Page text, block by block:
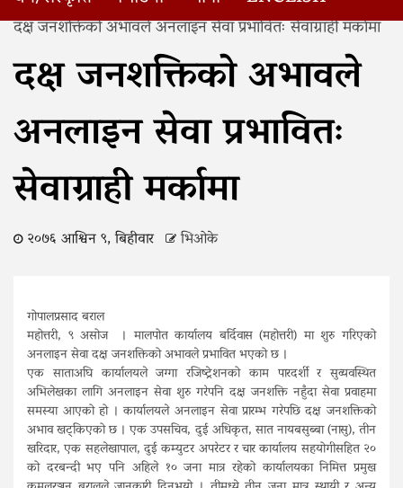
दक्ष जनशक्तिको अभावले अनलाइन सेवा प्रभावितः सेवाग्राही मर्कामा
दक्ष जनशक्तिको अभावले
अनलाइन सेवा प्रभावितः
सेवाग्राही मर्कामा
२०७६ आश्विन ९, बिहीवार भिओके
गोपालप्रसाद बराल
महोत्तरी, ९ असोज । मालपोत कार्यालय बर्दिवास (महोत्तरी) मा शुरु गरिएको
अनलाइन सेवा दक्ष जनशक्तिको अभावले प्रभावित भएको छ ।
एक साताअघि कार्यालयले जग्गा रजिष्ट्रेशनको काम पारदर्शी र सुव्यवस्थित
अभिलेखका लागि अनलाइन सेवा शुरु गरेपनि दक्ष जनशक्ति नहुँदा सेवा प्रवाहमा
समस्या आएको हो । कार्यालयले अनलाइन सेवा प्रारम्भ गरेपछि दक्ष जनशक्तिको
अभाव खट्किएको छ । एक उपसचिव, दुई अधिकृत, सात नायबसुब्बा (नासु), तीन
खरिदार, एक सहलेखापाल, दुई कम्युटर अपरेटर र चार कार्यालय सहयोगीसहित २०
को दरबन्दी भए पनि अहिले १० जना मात्र रहेको कार्यालयका निमित्त प्रमुख